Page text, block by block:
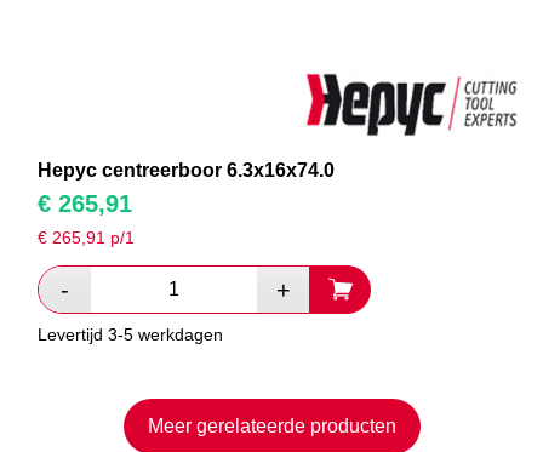
Hepyc centreerboor 6.3x16x74.0
€ 265,91
€265,91 p/1
Levertijd 3-5 werkdagen
Meer gerelateerde producten